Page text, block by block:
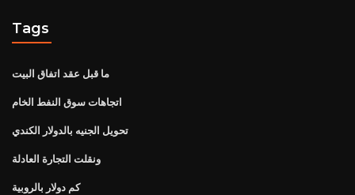
Tags
ما قبل عقد اتفاق البيت
اتجاهات سوق النفط الخام
تحويل الجنيه بالدولار الكندي
ونقلت التجارة العادلة
كم دولار بالروبية